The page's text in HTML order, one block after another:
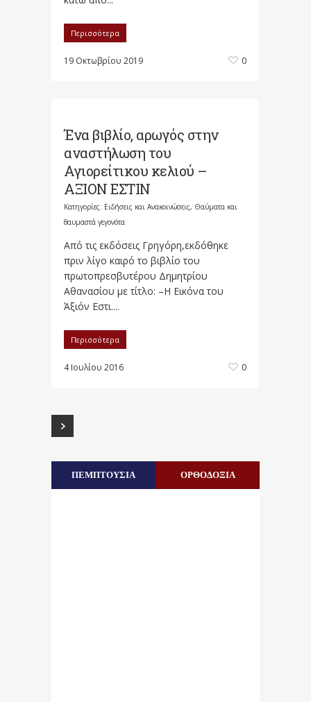
Περισσότερα
19 Οκτωβρίου 2019 0
Ένα βιβλίο, αρωγός στην
αναστήλωση του
Αγιορείτικου κελιού –
ΑΞΙΟΝ ΕΣΤΙΝ
Κατηγορίες: Ειδήσεις και Ανακοινώσεις, Θαύματα και
θαυμαστά γεγονότα
Από τις εκδόσεις Γρηγόρη,εκδόθηκε
πριν λίγο καιρό το βιβλίο του
πρωτοπρεσβυτέρου Δημητρίου
Αθανασίου με τίτλο: –Η Εικόνα του
Άξιόν Εστι....
Περισσότερα
4 Ιουλίου 2016 0
ΠΕΜΠΤΟΥΣΙΑ ΟΡΘΟΔΟΞΙΑ